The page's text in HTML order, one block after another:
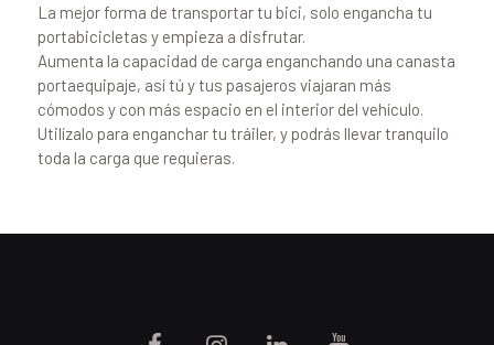
La mejor forma de transportar tu bici, solo engancha tu
portabicicletas y empieza a disfrutar.
Aumenta la capacidad de carga enganchando una canasta
portaequipaje, así tú y tus pasajeros viajaran más
cómodos y con más espacio en el interior del vehículo.
Utilízalo para enganchar tu tráiler, y podrás llevar tranquilo
toda la carga que requieras.